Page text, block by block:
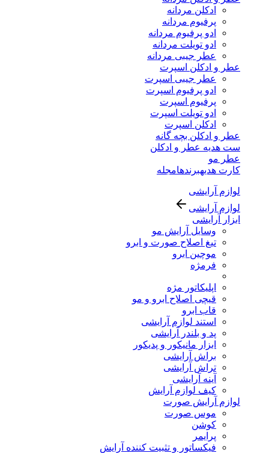
ادکلن مردانه
پرفیوم مردانه
ادو پرفیوم مردانه
ادو تویلت مردانه
عطر جیبی مردانه
عطر و ادکلن اسپرت
عطر جیبی اسپرت
ادو پرفیوم اسپرت
پرفیوم اسپرت
ادو تویلت اسپرت
ادکلن اسپرت
عطر و ادکلن بچه گانه
ست هدیه عطر و ادکلن
عطر مو
کارت هدیهبرندهامجله
لوازم آرایشی
لوازم آرایشی
ابزار آرایشی
وسایل آرایش مو
تیغ اصلاح صورت و ابرو
موچین ابرو
فرمژه
اپلیکاتور مژه
قیچی اصلاح ابرو و مو
قاب ابرو
استند لوازم آرایشی
پد و بلندر آرایشی
ابزار مانیکور و پدیکور
براش آرایشی
تراش آرایشی
آینه آرایشی
کیف لوازم آرایش
لوازم آرایش صورت
موس صورت
کوشن
پرایمر
فیکساتور و تثبیت کننده آرایش